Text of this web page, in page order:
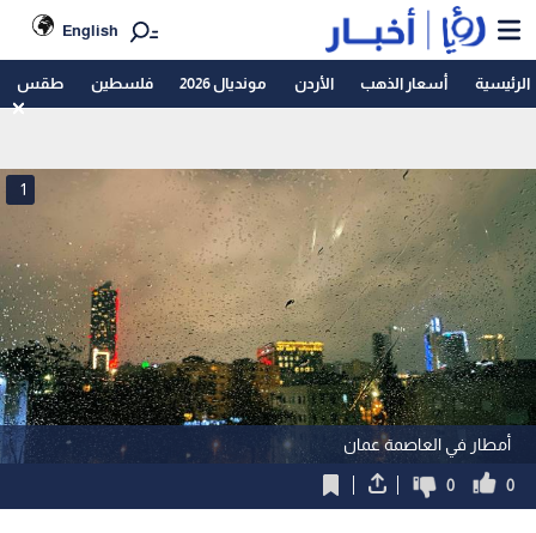
English
الرئيسية أسعار الذهب الأردن مونديال 2026 فلسطين طقس
أمطار في العاصمة عمان
1
0
0